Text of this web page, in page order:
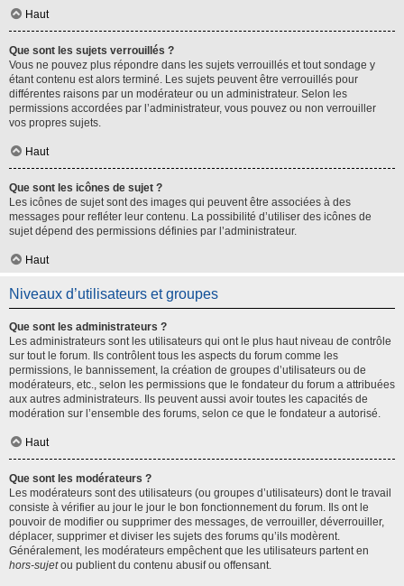
Haut
Que sont les sujets verrouillés ?
Vous ne pouvez plus répondre dans les sujets verrouillés et tout sondage y
étant contenu est alors terminé. Les sujets peuvent être verrouillés pour
différentes raisons par un modérateur ou un administrateur. Selon les
permissions accordées par l’administrateur, vous pouvez ou non verrouiller
vos propres sujets.
Haut
Que sont les icônes de sujet ?
Les icônes de sujet sont des images qui peuvent être associées à des
messages pour refléter leur contenu. La possibilité d’utiliser des icônes de
sujet dépend des permissions définies par l’administrateur.
Haut
Niveaux d’utilisateurs et groupes
Que sont les administrateurs ?
Les administrateurs sont les utilisateurs qui ont le plus haut niveau de contrôle
sur tout le forum. Ils contrôlent tous les aspects du forum comme les
permissions, le bannissement, la création de groupes d’utilisateurs ou de
modérateurs, etc., selon les permissions que le fondateur du forum a attribuées
aux autres administrateurs. Ils peuvent aussi avoir toutes les capacités de
modération sur l’ensemble des forums, selon ce que le fondateur a autorisé.
Haut
Que sont les modérateurs ?
Les modérateurs sont des utilisateurs (ou groupes d’utilisateurs) dont le travail
consiste à vérifier au jour le jour le bon fonctionnement du forum. Ils ont le
pouvoir de modifier ou supprimer des messages, de verrouiller, déverrouiller,
déplacer, supprimer et diviser les sujets des forums qu’ils modèrent.
Généralement, les modérateurs empêchent que les utilisateurs partent en
hors-sujetou publient du contenu abusif ou offensant.